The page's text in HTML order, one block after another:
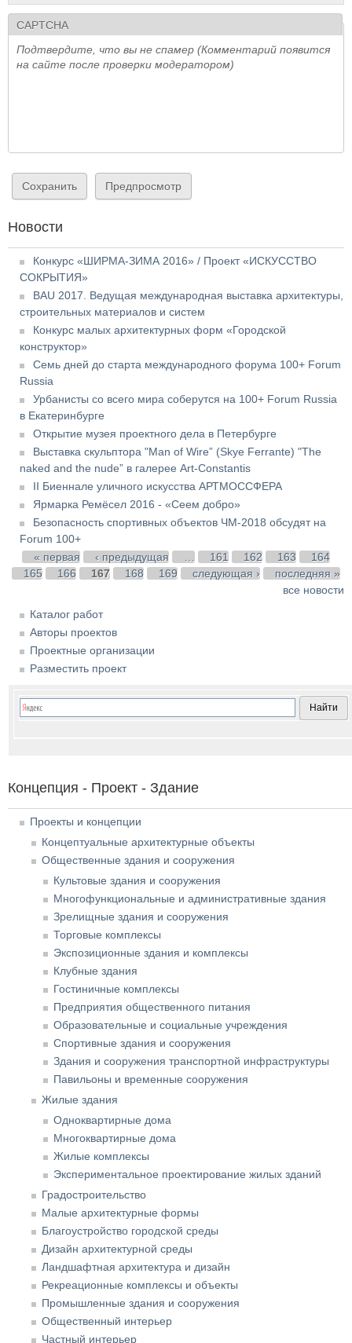
CAPTCHA
Подтвердите, что вы не спамер (Комментарий появится
на сайте после проверки модератором)
Новости
Конкурс «ШИРМА-ЗИМА 2016» / Проект «ИСКУССТВО
СОКРЫТИЯ»
BAU 2017. Ведущая международная выставка архитектуры,
строительных материалов и систем
Конкурс малых архитектурных форм «Городской
конструктор»
Семь дней до старта международного форума 100+ Forum
Russia
Урбанисты со всего мира соберутся на 100+ Forum Russia
в Екатеринбурге
Открытие музея проектного дела в Петербурге
Выставка скульптора "Man of Wire” (Skye Ferrante) "The
naked and the nude” в галерее Art-Constantis
II Биеннале уличного искусства АРТМОССФЕРА
Ярмарка Ремёсел 2016 - «Сеем добро»
Безопасность спортивных объектов ЧМ-2018 обсудят на
Forum 100+
Страницы
« первая ‹ предыдущая 161 162 163
164
165
166 167 168 169 следующая ›
последняя »
все новости
Каталог работ
Авторы проектов
Проектные организации
Разместить проект
Концепция - Проект - Здание
Проекты и концепции
Концептуальные архитектурные объекты
Общественные здания и сооружения
Культовые здания и сооружения
Многофункциональные и административные здания
Зрелищные здания и сооружения
Торговые комплексы
Экспозиционные здания и комплексы
Клубные здания
Гостиничные комплексы
Предприятия общественного питания
Образовательные и социальные учреждения
Спортивные здания и сооружения
Здания и сооружения транспортной инфраструктуры
Павильоны и временные сооружения
Жилые здания
Одноквартирные дома
Многоквартирные дома
Жилые комплексы
Экспериментальное проектирование жилых зданий
Градостроительство
Малые архитектурные формы
Благоустройство городской среды
Дизайн архитектурной среды
Ландшафтная архитектура и дизайн
Рекреационные комплексы и объекты
Промышленные здания и сооружения
Общественный интерьер
Частный интерьер